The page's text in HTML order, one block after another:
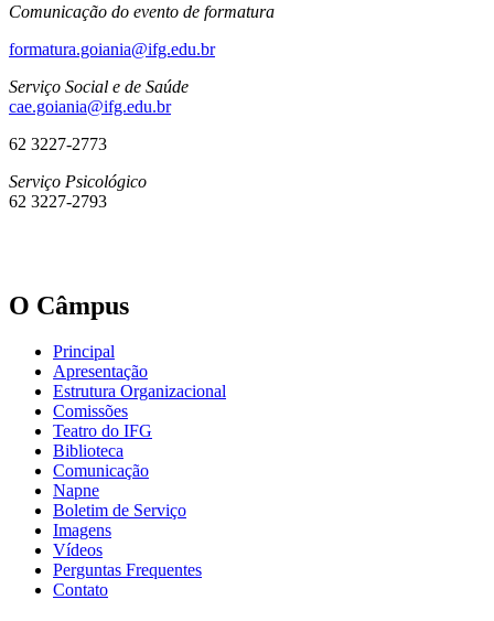
Comunicação do evento de formatura
formatura.goiania@ifg.edu.br
Serviço Social e de Saúde
cae.goiania@ifg.edu.br
62 3227-2773
Serviço Psicológico
62 3227-2793
O Câmpus
Principal
Apresentação
Estrutura Organizacional
Comissões
Teatro do IFG
Biblioteca
Comunicação
Napne
Boletim de Serviço
Imagens
Vídeos
Perguntas Frequentes
Contato